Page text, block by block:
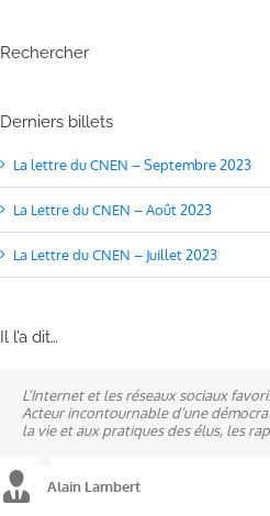
Rechercher
Derniers billets
La lettre du CNEN – Septembre 2023
La Lettre du CNEN – Août 2023
La Lettre du CNEN – Juillet 2023
Il l’a dit…
L’Internet et les réseaux sociaux
Acteur incontournable d’une
la vie et aux pratiques des élus, les
Alain Lambert
Ne pas subir, mais construire son
n’a cessé de mobiliser la ville
élus.
Alain Lambert
A mes yeux, la politique est
être au service des élus et des
l’être au service des habitants.
Alain Lambert